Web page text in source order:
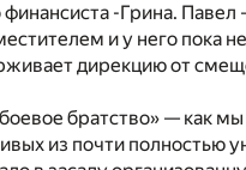
-Грина. Павел
и у него пока
дирекцию от
братство» — как
из почти полностью